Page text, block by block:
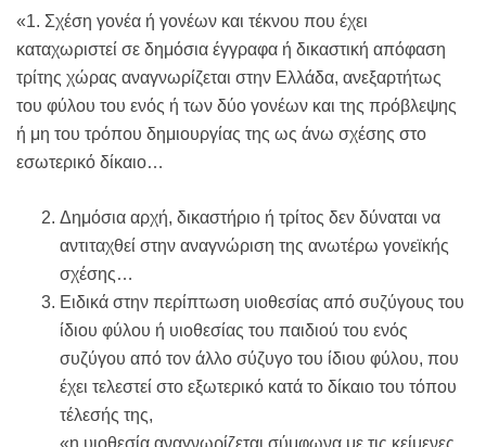
«1. Σχέση γονέα ή γονέων και τέκνου που έχει
καταχωριστεί σε δημόσια έγγραφα ή δικαστική απόφαση
τρίτης χώρας αναγνωρίζεται στην Ελλάδα, ανεξαρτήτως
του φύλου του ενός ή των δύο γονέων και της πρόβλεψης
ή μη του τρόπου δημιουργίας της ως άνω σχέσης στο
εσωτερικό δίκαιο…
Δημόσια αρχή, δικαστήριο ή τρίτος δεν δύναται να
αντιταχθεί στην αναγνώριση της ανωτέρω γονεϊκής
σχέσης…
Ειδικά στην περίπτωση υιοθεσίας από συζύγους του
ίδιου φύλου ή υιοθεσίας του παιδιού του ενός
συζύγου από τον άλλο σύζυγο του ίδιου φύλου, που
έχει τελεστεί στο εξωτερικό κατά το δίκαιο του τόπου
τέλεσής της,